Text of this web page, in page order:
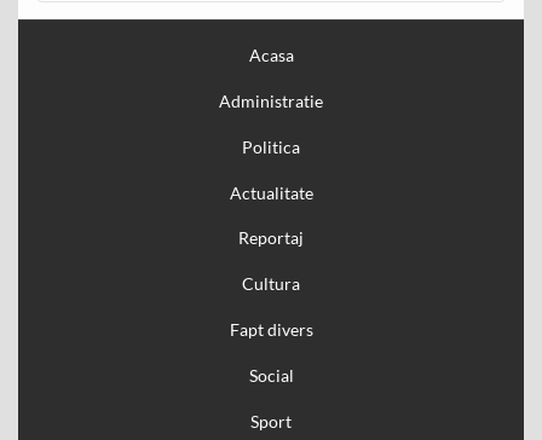
Acasa
Administratie
Politica
Actualitate
Reportaj
Cultura
Fapt divers
Social
Sport